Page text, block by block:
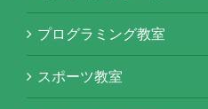
プログラミング教室
スポーツ教室